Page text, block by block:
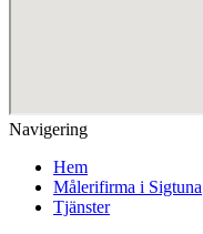
Navigering
Hem
Målerifirma i Sigtuna
Tjänster